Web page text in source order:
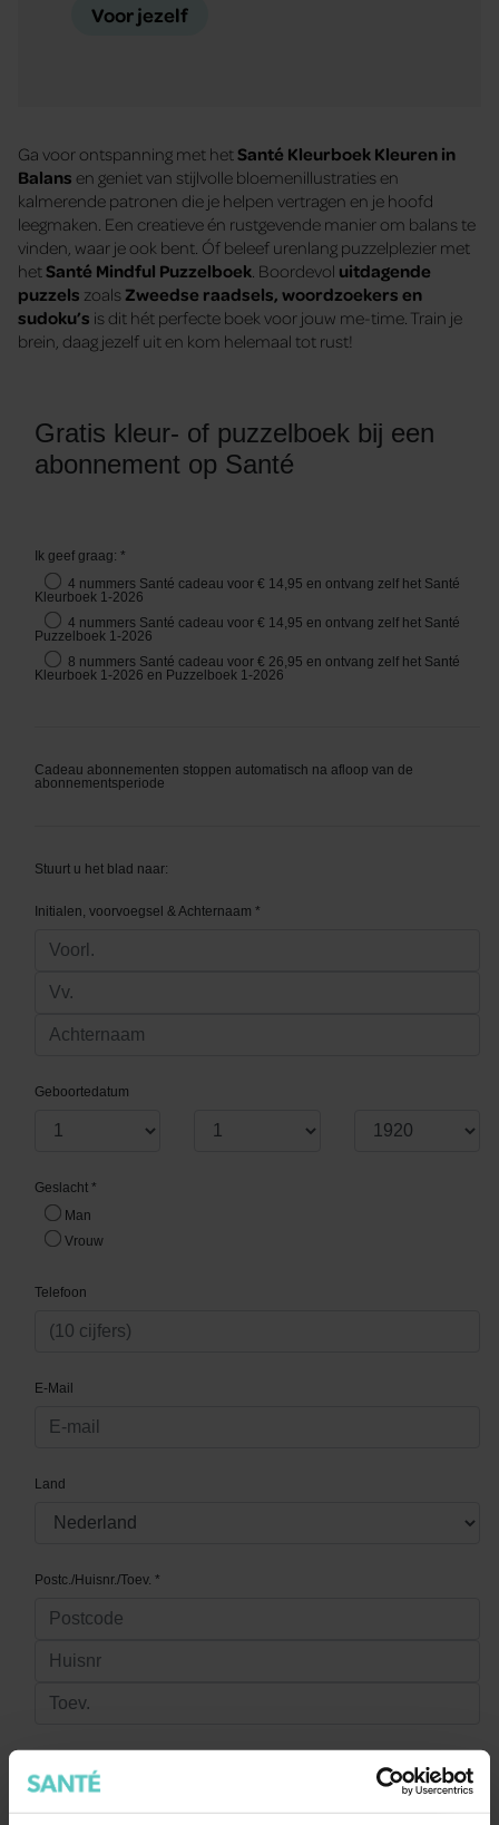
Voor jezelf
Ga voor ontspanning met hetSanté Kleurboek Kleuren in
Balans en geniet van stijlvolle bloemenillustraties en
kalmerende patronen die je helpen vertragen en je hoofd
leegmaken. Een creatieve én rustgevende manier om balans te
vinden, waar je ook bent. Óf beleef urenlang puzzelplezier met
hetSanté Mindful Puzzelboek . Boordevol uitdagende
puzzels zoals Zweedse raadsels, woordzoekers en
sudoku’s is dit hét perfecte boek voor jouw me-time. Train je
brein, daag jezelf uit en kom helemaal tot rust!